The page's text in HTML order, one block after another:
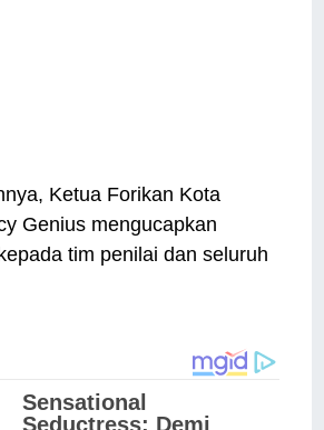
Ketua Forikan Kota
Genius mengucapkan
tim penilai dan seluruh